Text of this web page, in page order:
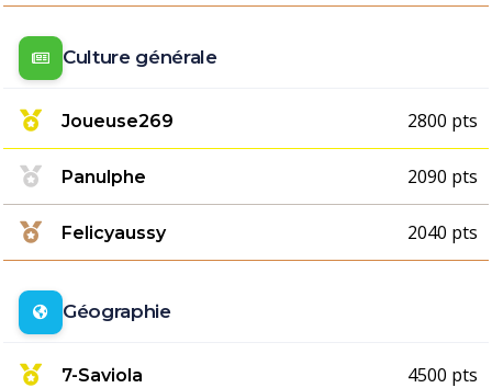
Culture générale
Joueuse269 2800 pts
Panulphe 2090 pts
Felicyaussy 2040 pts
Géographie
7-Saviola 4500 pts